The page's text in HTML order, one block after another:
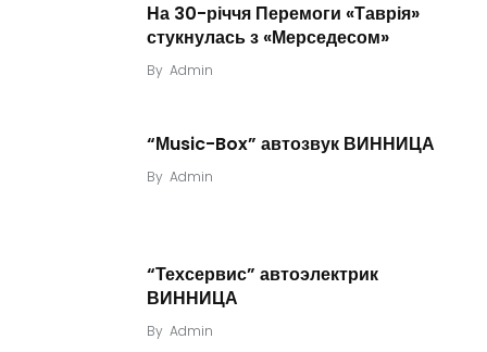
На 30-річчя Перемоги «Таврія»
стукнулась з «Мерседесом»
By Admin
“Мusic-Box” автозвук ВИННИЦА
By Admin
“Техсервис” автоэлектрик
ВИННИЦА
By Admin